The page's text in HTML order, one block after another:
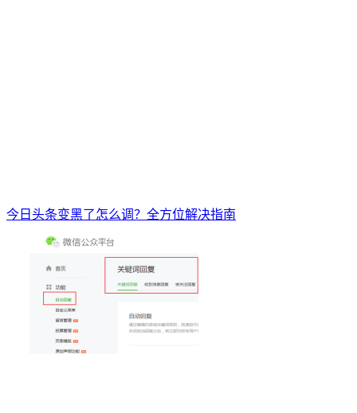
今日头条变黑了怎么调？全方位解决指南